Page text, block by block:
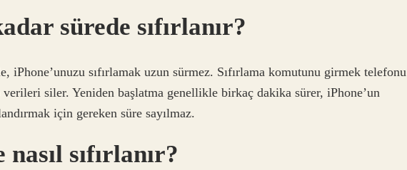
sürede sıfırlanır?
iPhone’unuzu sıfırlamak uzun sürmez. Sıfırlama komutunu girmek telefonu
verileri siler. Yeniden başlatma genellikle birkaç dakika sürer, iPhone’un
için gereken süre sayılmaz.
sıfırlanır?